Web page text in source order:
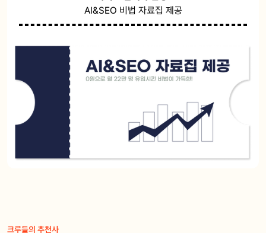
AI&SEO 비법 자료집 제공
크루들의 추천사